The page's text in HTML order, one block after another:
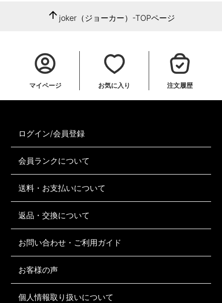
arrow_upward joker（ジョーカー）-TOPページ
マイページ お気に入り 注文履歴
ログイン/会員登録
会員ランクについて
送料・お支払いについて
返品・交換について
お問い合わせ・ご利用ガイド
お客様の声
個人情報取り扱いについて